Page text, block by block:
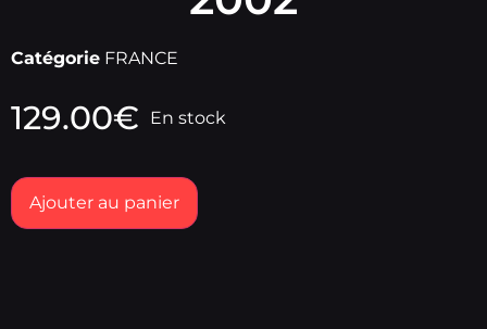
Catégorie FRANCE
129.00€ En stock
Ajouter au panier